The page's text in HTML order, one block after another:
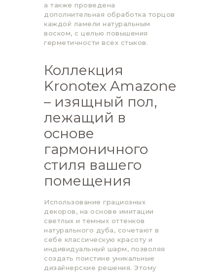
а также проведена
дополнительная обработка торцов
каждой ламели натуральным
воском, с целью повышения
герметичности всех стыков.
Коллекция
Kronotex Amazone
– изящный пол,
лежащий в
основе
гармоничного
стиля вашего
помещения
Использование грациозных
декоров, на основе имитации
светлых и темных оттенков
натурального дуба, сочетают в
себе классическую красоту и
индивидуальный шарм, позволяя
создать поистине уникальные
дизайнерские решения. Этому